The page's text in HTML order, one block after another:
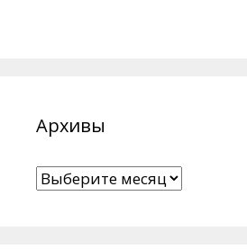
Архивы
Архивы